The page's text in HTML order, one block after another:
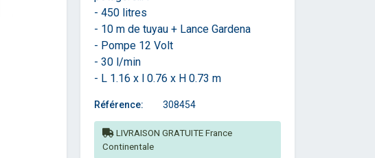
- 450 litres
- 10 m de tuyau + Lance Gardena
- Pompe 12 Volt
- 30 l/min
- L 1.16 x l 0.76 x H 0.73 m
Référence: 308454
LIVRAISON GRATUITE France
Continentale